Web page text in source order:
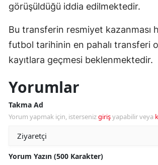
görüşüldüğü iddia edilmektedir.
Bu transferin resmiyet kazanması
futbol tarihinin en pahalı transferi
kayıtlara geçmesi beklenmektedir.
Yorumlar
Takma Ad
Yorum yapmak için, istersenizgirişyapabilir veya
Yorum Yazın (500 Karakter)